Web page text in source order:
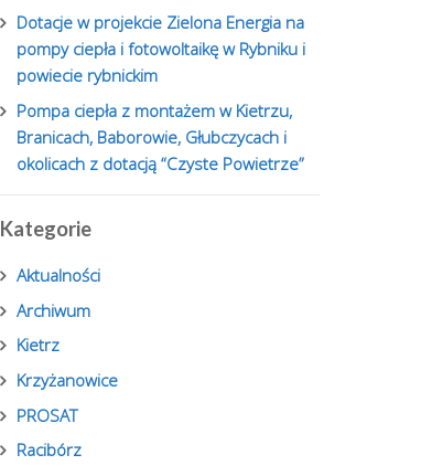
Dotacje w projekcie Zielona Energia na
pompy ciepła i fotowoltaikę w Rybniku i
powiecie rybnickim
Pompa ciepła z montażem w Kietrzu,
Branicach, Baborowie, Głubczycach i
okolicach z dotacją “Czyste Powietrze”
Kategorie
Aktualności
Archiwum
Kietrz
Krzyżanowice
PROSAT
Racibórz